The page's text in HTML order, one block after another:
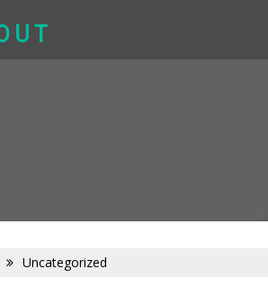
Uncategorized